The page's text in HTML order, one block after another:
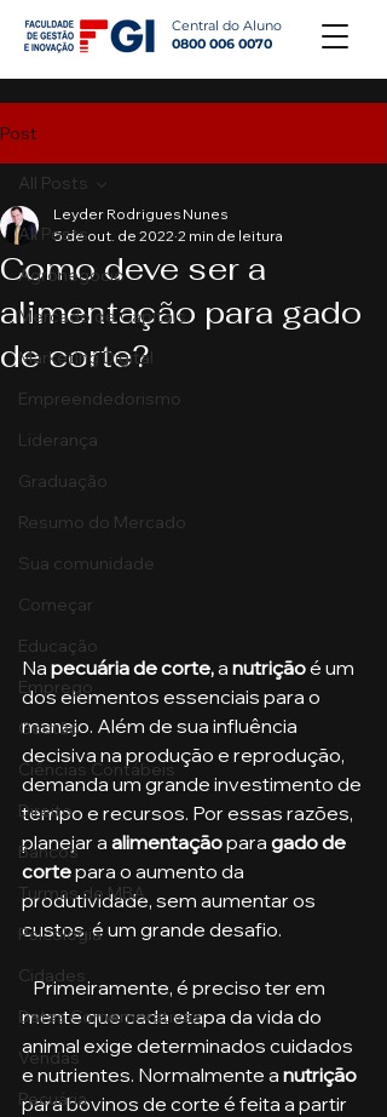
Central do Aluno
0800 006 0070
Post
All Posts
Agronegócio
Mercado de Capitais
Marketing Digital
Empreendedorismo
Liderança
Graduação
Resumo do Mercado
Sua comunidade
Começar
Educação
Emprego
Gestão
Ciências Contábeis
Direito
Bancos
Turmas de MBA
Psicologia
Cidades
Datas Comemorativas
Vendas
Pecuária
All Posts
Como deve ser a
alimentação para gado
de corte?
Leyder Rodrigues Nunes
5 de out. de 2022 2 min de leitura
Na pecuária de corte, a nutrição é um
dos elementos essenciais para o
manejo. Além de sua influência
decisiva na produção e reprodução,
demanda um grande investimento de
tempo e recursos. Por essas razões,
planejar a alimentação para gado de
corte para o aumento da
produtividade, sem aumentar os
custos, é um grande desafio.
   Primeiramente, é preciso ter em
mente que cada etapa da vida do
animal exige determinados cuidados
e nutrientes. Normalmente a nutrição
para bovinos de corte é feita a partir